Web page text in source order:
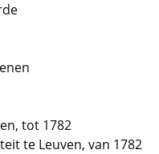
tot 1782
te Leuven, van 1782